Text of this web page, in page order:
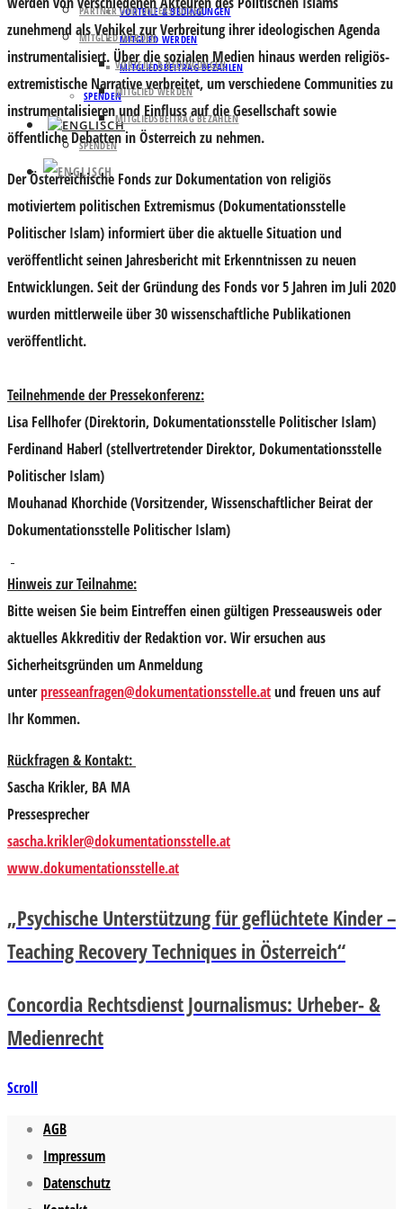
VORTEILE & BEDINGUNGEN
MITGLIED WERDEN
MITGLIEDSBEITRAG BEZAHLEN
SPENDEN
PARTNER UND UNTERSTÜTZER
MITGLIED WERDEN
VORTEILE & BEDINGUNGEN
MITGLIED WERDEN
MITGLIEDSBEITRAG BEZAHLEN
SPENDEN
zunehmend als Vehikel zur Verbreitung ihrer ideologischen Agenda
instrumentalisiert. Über die sozialen Medien hinaus werden religiös-
extremistische Narrative verbreitet, um verschiedene Communities zu
instrumentalisieren und Einfluss auf die Gesellschaft sowie
öffentliche Debatten in Österreich zu nehmen.
Der Österreichische Fonds zur Dokumentation von religiös
motiviertem politischen Extremismus (Dokumentationsstelle
Politischer Islam) informiert über die aktuelle Situation und
veröffentlicht seinen Jahresbericht mit Erkenntnissen zu neuen
Entwicklungen. Seit der Gründung des Fonds vor 5 Jahren im Juli 2020
wurden mittlerweile über 30 wissenschaftliche Publikationen
veröffentlicht.
Teilnehmende der Pressekonferenz:
Lisa Fellhofer(Direktorin, Dokumentationsstelle Politischer Islam)
Ferdinand Haberl (stellvertretender Direktor, Dokumentationsstelle
Politischer Islam)
Mouhanad Khorchide(Vorsitzender, Wissenschaftlicher Beirat der
Dokumentationsstelle Politischer Islam)
Hinweis zur Teilnahme:
Bitte weisen Sie beim Eintreffen einen gültigen Presseausweis oder
aktuelles Akkreditiv der Redaktion vor. Wir ersuchen aus
Sicherheitsgründen umAnmeldung
unterpresseanfragen@dokumentationsstelle.atund freuen uns auf
Ihr Kommen.
Rückfragen & Kontakt:
Sascha Krikler, BA MA
Pressesprecher
sascha.krikler@dokumentationsstelle.at
www.dokumentationsstelle.at
„Psychische Unterstützung für geflüchtete Kinder –
Teaching Recovery Techniques in Österreich“
Concordia Rechtsdienst Journalismus: Urheber- &
Medienrecht
Scroll
AGB
Impressum
Datenschutz